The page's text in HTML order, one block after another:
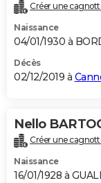
Créer une
Naissance
04/01/1930 à
Décès
02/12/2019 à
Nello
Créer une
Naissance
16/01/1928 à